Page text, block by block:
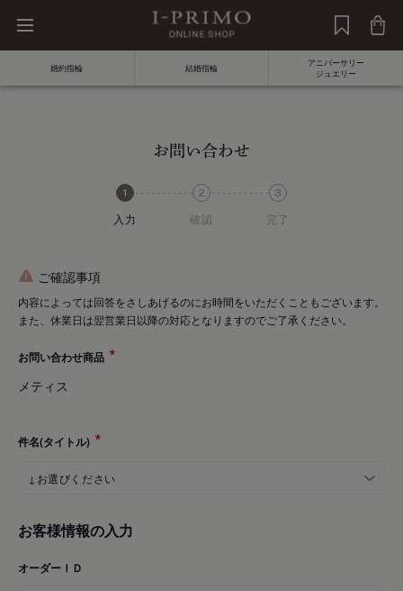
婚約指輪 結婚指輪
アニバーサリー
ジュエリー
お問い合わせ
入力 確認 完了
ご確認事項
内容によっては回答をさしあげるのにお時間をいただくこともございます。
また、休業日は翌営業日以降の対応となりますのでご了承ください。
お問い合わせ商品
メティス
件名(タイトル)
お客様情報の入力
オーダーＩＤ